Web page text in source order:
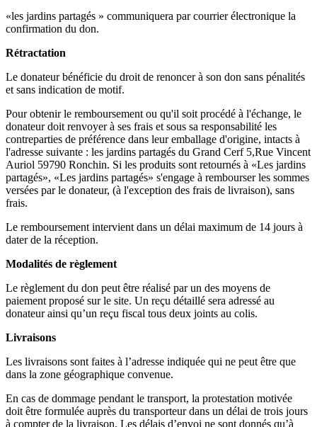
«les jardins partagés » communiquera par courrier électronique la
confirmation du don.
Rétractation
Le donateur bénéficie du droit de renoncer à son don sans pénalités
et sans indication de motif.
Pour obtenir le remboursement ou qu'il soit procédé à l'échange, le
donateur doit renvoyer à ses frais et sous sa responsabilité les
contreparties de préférence dans leur emballage d'origine, intacts à
l'adresse suivante : les jardins partagés du Grand Cerf 5,Rue Vincent
Auriol 59790 Ronchin. Si les produits sont retournés à «Les jardins
partagés», «Les jardins partagés» s'engage à rembourser les sommes
versées par le donateur, (à l'exception des frais de livraison), sans
frais.
Le remboursement intervient dans un délai maximum de 14 jours à
dater de la réception.
Modalités de règlement
Le règlement du don peut être réalisé par un des moyens de
paiement proposé sur le site. Un reçu détaillé sera adressé au
donateur ainsi qu’un reçu fiscal tous deux joints au colis.
Livraisons
Les livraisons sont faites à l’adresse indiquée qui ne peut être que
dans la zone géographique convenue.
En cas de dommage pendant le transport, la protestation motivée
doit être formulée auprès du transporteur dans un délai de trois jours
à compter de la livraison. Les délais d’envoi ne sont donnés qu’à